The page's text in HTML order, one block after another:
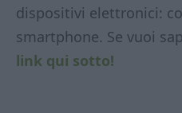
dispositivi elettronici:
smartphone. Se vuoi
link qui sotto!